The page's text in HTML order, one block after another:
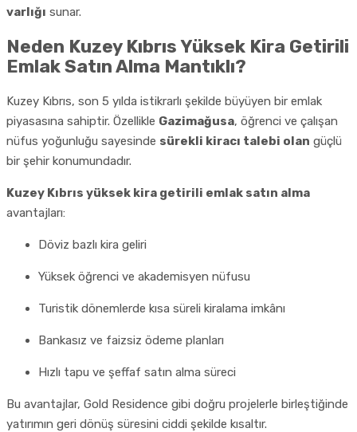
varlığı sunar.
Neden Kuzey Kıbrıs Yüksek Kira Getirili
Emlak Satın Alma Mantıklı?
Kuzey Kıbrıs, son 5 yılda istikrarlı şekilde büyüyen bir emlak
piyasasına sahiptir. Özellikle Gazimağusa, öğrenci ve çalışan
nüfus yoğunluğu sayesinde sürekli kiracı talebi olan güçlü
bir şehir konumundadır.
Kuzey Kıbrıs yüksek kira getirili emlak satın alma
avantajları:
Döviz bazlı kira geliri
Yüksek öğrenci ve akademisyen nüfusu
Turistik dönemlerde kısa süreli kiralama imkânı
Bankasız ve faizsiz ödeme planları
Hızlı tapu ve şeffaf satın alma süreci
Bu avantajlar, Gold Residence gibi doğru projelerle birleştiğinde
yatırımın geri dönüş süresini ciddi şekilde kısaltır.